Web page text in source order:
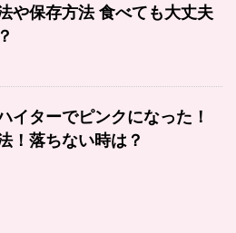
や保存方法 食べても大丈夫
イターでピンクになった！
！落ちない時は？